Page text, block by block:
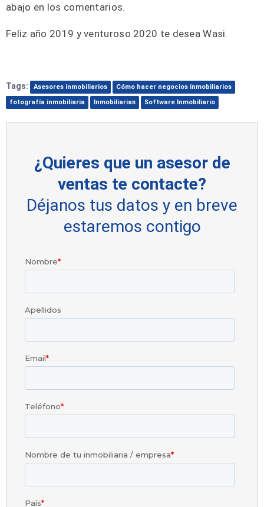
abajo en los comentarios.
Feliz año 2019 y venturoso 2020 te desea Wasi.
Tags: Asesores inmobiliarios
Cómo hacer negocios inmobiliarios
fotografía inmobiliaria
Inmobiliarias Software Inmobiliario
¿Quieres que un asesor de
ventas te contacte?
Déjanos tus datos y en breve
estaremos contigo